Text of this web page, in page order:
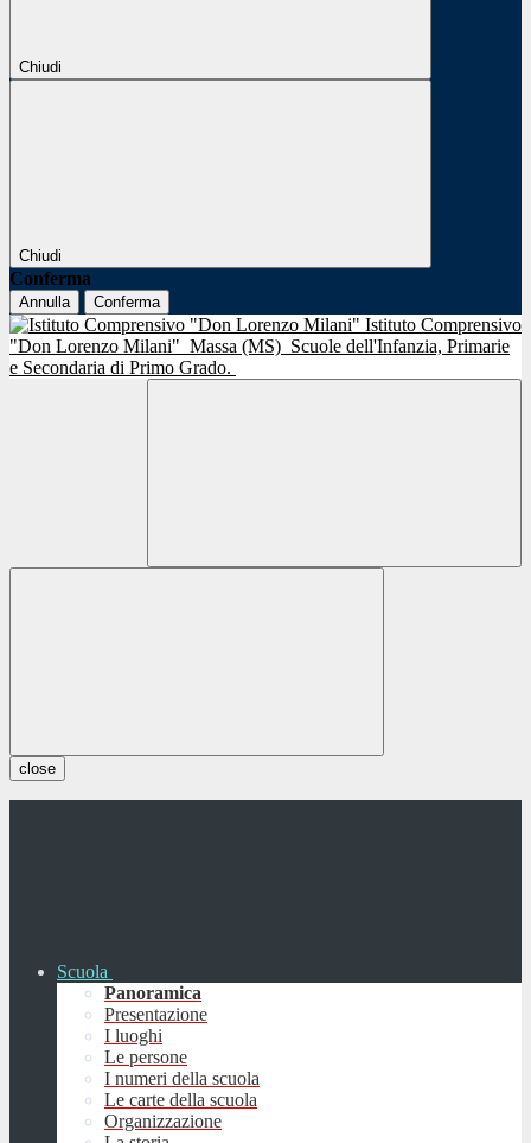
Chiudi
Chiudi
Conferma
Annulla Conferma
Istituto Comprensivo
"Don Lorenzo Milani" Massa (MS) Scuole dell'Infanzia, Primarie
e Secondaria di Primo Grado.
close
Scuola
Panoramica
Presentazione
I luoghi
Le persone
I numeri della scuola
Le carte della scuola
Organizzazione